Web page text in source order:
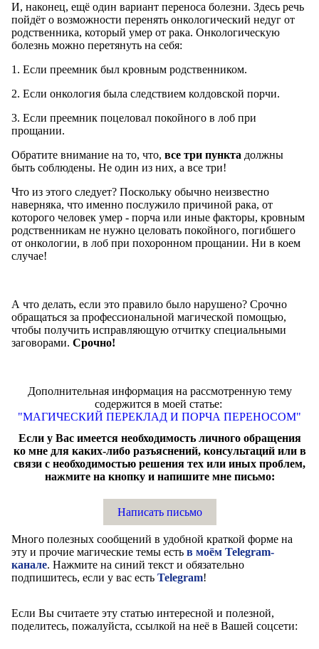
И, наконец, ещё один вариант переноса болезни. Здесь речь
пойдёт о возможности перенять онкологический недуг от
родственника, который умер от рака. Онкологическую
болезнь можно перетянуть на себя:
1. Если преемник был кровным родственником.
2. Если онкология была следствием колдовской порчи.
3. Если преемник поцеловал покойного в лоб при
прощании.
Обратите внимание на то, что, все три пункта должны
быть соблюдены. Не один из них, а все три!
Что из этого следует? Поскольку обычно неизвестно
наверняка, что именно послужило причиной рака, от
которого человек умер - порча или иные факторы, кровным
родственникам не нужно целовать покойного, погибшего
от онкологии, в лоб при похоронном прощании. Ни в коем
случае!
А что делать, если это правило было нарушено? Срочно
обращаться за профессиональной магической помощью,
чтобы получить исправляющую отчитку специальными
заговорами. Срочно!
Дополнительная информация на рассмотренную тему
содержится в моей статье:
"МАГИЧЕСКИЙ ПЕРЕКЛАД И ПОРЧА ПЕРЕНОСОМ"
Если у Вас имеется необходимость личного обращения
ко мне для каких-либо разъяснений, консультаций или в
связи с необходимостью решения тех или иных проблем,
нажмите на кнопку и напишите мне письмо:
Написать письмо
Много полезных сообщений в удобной краткой форме на
эту и прочие магические темы есть в моём Telegram-
канале. Нажмите на синий текст и обязательно
подпишитесь, если у вас есть Telegram!
Если Вы считаете эту статью интересной и полезной,
поделитесь, пожалуйста, ссылкой на неё в Вашей соцсети: